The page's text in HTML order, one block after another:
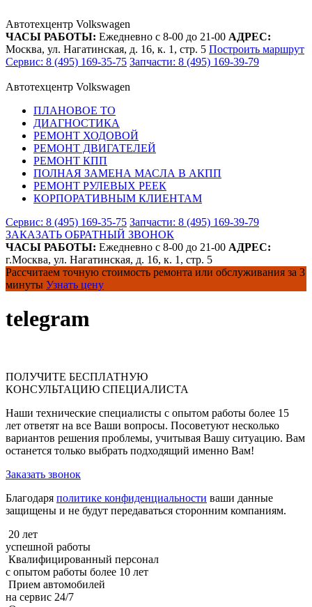
Автотехцентр Volkswagen
ЧАСЫ РАБОТЫ: Ежедневно с 8-00 до 21-00 АДРЕС:
Москва, ул. Нагатинская, д. 16, к. 1, стр. 5 Построить маршрут
Сервис: 8 (495) 169-35-75 Запчасти: 8 (495) 169-39-79
Автотехцентр Volkswagen
ПЛАНОВОЕ ТО
ДИАГНОСТИКА
РЕМОНТ ХОДОВОЙ
РЕМОНТ ДВИГАТЕЛЕЙ
РЕМОНТ КПП
ПОЛНАЯ ЗАМЕНА МАСЛА В АКПП
РЕМОНТ РУЛЕВЫХ РЕЕК
КОРПОРАТИВНЫМ КЛИЕНТАМ
Сервис: 8 (495) 169-35-75 Запчасти: 8 (495) 169-39-79
ЗАКАЗАТЬ ОБРАТНЫЙ ЗВОНОК
ЧАСЫ РАБОТЫ: Ежедневно с 8-00 до 21-00 АДРЕС:
г.Москва, ул. Нагатинская, д. 16, к. 1, стр. 5
Рассчитаем точную стоимость ремонта или обслуживания за 3
минуты Узнать цену
telegram
ПОЛУЧИТЕ БЕСПЛАТНУЮ
КОНСУЛЬТАЦИЮ СПЕЦИАЛИСТА
Наши технические специалисты с опытом работы более 15
лет ответят на все Ваши вопросы. Посоветуют несколько
вариантов решения проблемы, учитывая Вашу ситуацию. Вам
останется только выбрать подходящий именно Вам!
Заказать звонок
Благодаря политике конфиденциальности ваши данные
защищены и не будут передаваться сторонним компаниям.
20 лет
успешной работы
Квалифицированный персонал
с опытом работы более 10 лет
Прием автомобилей
на сервис 24/7